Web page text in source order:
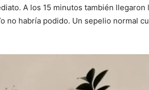
A los 15 minutos también llegaron
no habría podido. Un sepelio normal